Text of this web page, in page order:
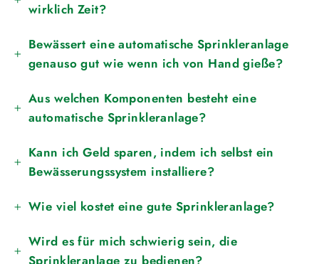
wirklich Zeit?
Bewässert eine automatische Sprinkleranlage
genauso gut wie wenn ich von Hand gieße?
Aus welchen Komponenten besteht eine
automatische Sprinkleranlage?
Kann ich Geld sparen, indem ich selbst ein
Bewässerungssystem installiere?
Wie viel kostet eine gute Sprinkleranlage?
Wird es für mich schwierig sein, die
Sprinkleranlage zu bedienen?